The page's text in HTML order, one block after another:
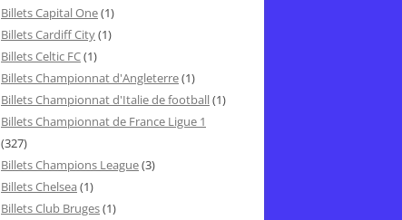
Billets Capital One(1)
Billets Cardiff City(1)
Billets Celtic FC(1)
Billets Championnat d'Angleterre(1)
Billets Championnat d'Italie de football(1)
Billets Championnat de France Ligue 1
(327)
Billets Champions League(3)
Billets Chelsea (1)
Billets Club Bruges(1)